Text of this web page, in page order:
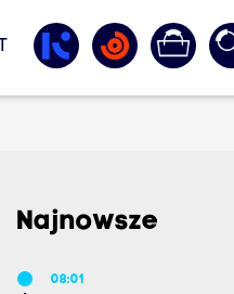
Najnowsze
08:01